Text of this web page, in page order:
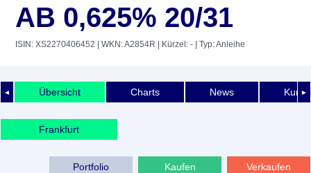
AB 0,625% 20/31
ISIN: XS2270406452 | WKN: A2854R | Kürzel: - | Typ: Anleihe
◄ ►
Übersicht Charts News
Frankfurt
Verkaufen
Kaufen
Portfolio